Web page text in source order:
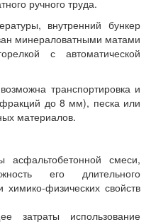
ручного труда.
внутренний бункер
минераловатными матами
с автоматической
транспортировка и
до 8 мм), песка или
материалов.
асфальтобетонной смеси,
его длительного
химико-физических свойств
затраты использование